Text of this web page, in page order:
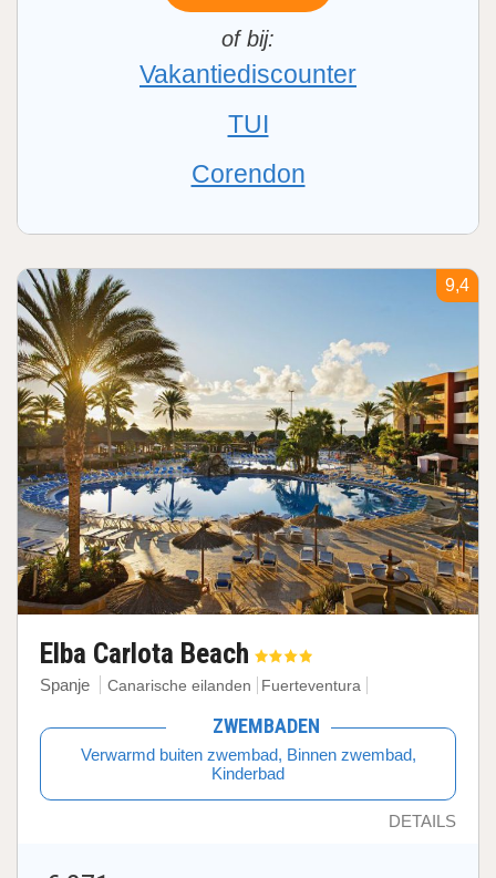
Vakantiediscounter
TUI
Corendon
9,4
Elba Carlota Beach
Spanje Canarische eilanden Fuerteventura
ZWEMBADEN
Verwarmd buiten zwembad, Binnen zwembad,
Kinderbad
DETAILS